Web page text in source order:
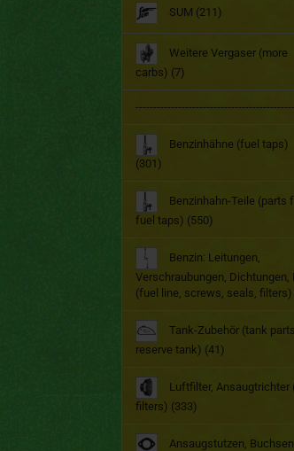
SUM (211)
Weitere Vergaser (more
carbs) (7)
Benzinhähne (fuel taps)
(301)
Benzinhahn-Teile (parts f
fuel taps) (550)
Benzin: Leitungen,
Verschraubungen, Dichtungen,
(fuel line, screws, seals, filters)
Tank-Zubehör (tank
reserve tank) (41)
Luftfilter, Ansaugtrichter
filters) (333)
Ansaugstutzen, Buchsen,